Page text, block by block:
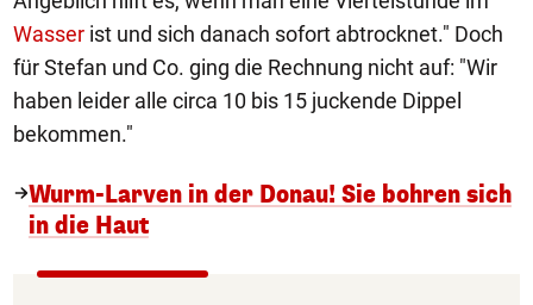
Wasser ist und sich danach sofort abtrocknet." Doch
für Stefan und Co. ging die Rechnung nicht auf: "Wir
haben leider alle circa 10 bis 15 juckende Dippel
bekommen."
Wurm-Larven in der Donau! Sie bohren sich
in die Haut